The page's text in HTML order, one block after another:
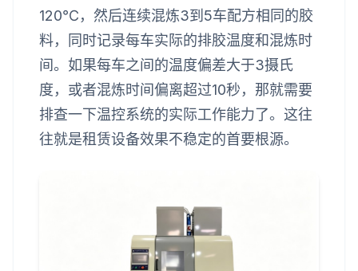
120℃，然后连续混炼3到5车配方相同的胶
料，同时记录每车实际的排胶温度和混炼时
间。如果每车之间的温度偏差大于3摄氏
度，或者混炼时间偏离超过10秒，那就需要
排查一下温控系统的实际工作能力了。这往
往就是租赁设备效果不稳定的首要根源。